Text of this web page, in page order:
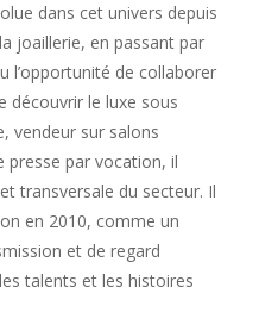
dans cet univers depuis
joaillerie, en passant par
l’opportunité de collaborer
découvrir le luxe sous
vendeur sur salons
presse par vocation, il
transversale du secteur. Il
en 2010, comme un
et de regard
talents et les histoires